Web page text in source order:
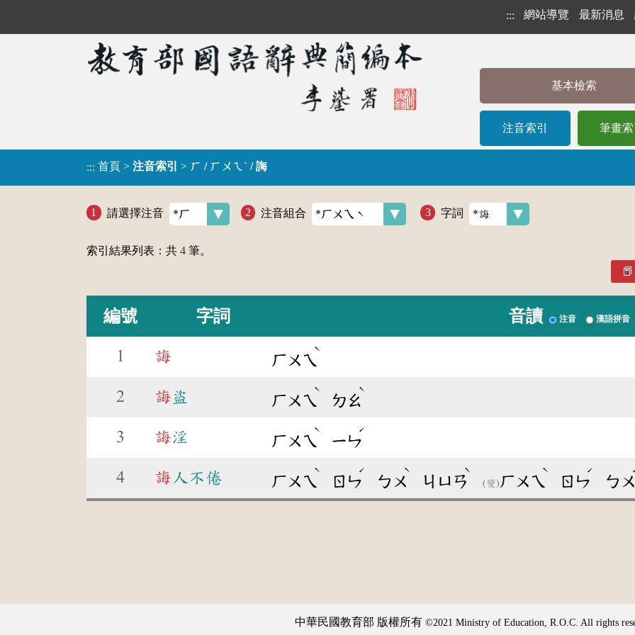
::: 網站導覽 最新消息
基本檢索
注音索引 筆畫索
::: 首頁 > 注音索引 > ㄏ / ㄏㄨㄟˋ / 誨
請選擇注音 注音組合 字詞
索引結果列表：共 4 筆。
編號 字詞 音讀 注音 漢語拼音
1 誨 ㄏㄨㄟ
ˋ
2 誨 盜 ㄏㄨㄟ
ˋ
ㄉㄠ
ˋ
3 誨淫 ㄏㄨㄟ
ˋ
ㄧㄣ
ˊ
4 誨 人不倦 ㄏㄨㄟ
ˋ
ㄖㄣ
ˊ
ㄅㄨ
ˋ
ㄐㄩㄢ
ˋ
(變) ㄏㄨㄟ
ˋ
ㄖㄣ
ˊ
ㄅㄨ
中華民國教育部 版權所有 ©2021 Ministry of Education, R.O.C. All rights